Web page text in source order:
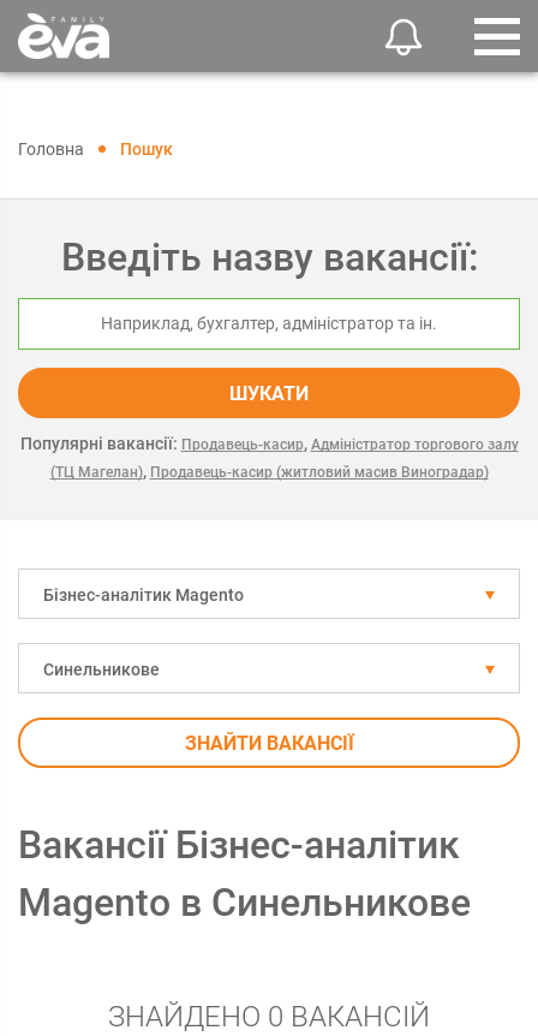
Головна Пошук
Введіть назву вакансії:
ШУКАТИ
Популярні вакансії: Продавець-касир, Адміністратор торгового залу
(ТЦ Магелан), Продавець-касир (житловий масив Виноградар)
Бізнес-аналітик Magento
Синельникове
ЗНАЙТИ ВАКАНСІЇ
Вакансії Бізнес-аналітик
Magento в Синельникове
ЗНАЙДЕНО 0 ВАКАНСІЙ